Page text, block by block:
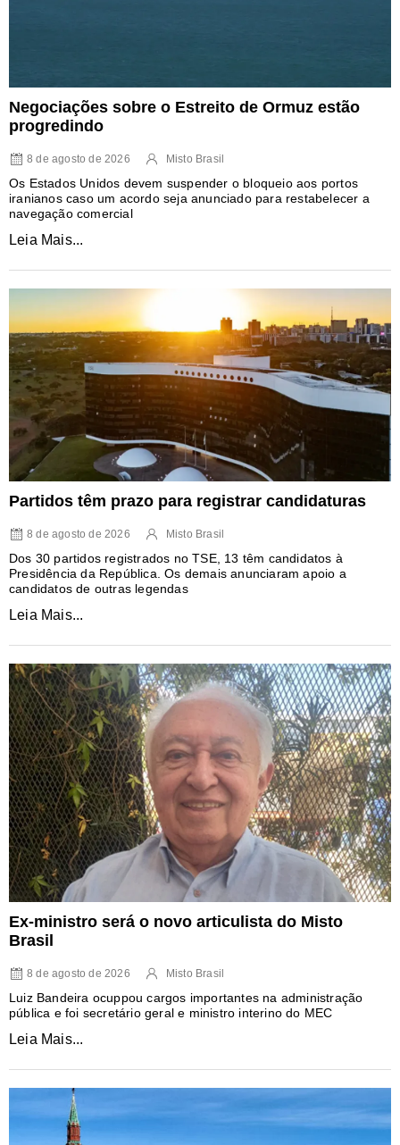
Negociações sobre o Estreito de Ormuz estão
progredindo
8 de agosto de 2026 Misto Brasil
Os Estados Unidos devem suspender o bloqueio aos portos
iranianos caso um acordo seja anunciado para restabelecer a
navegação comercial
Leia Mais...
Partidos têm prazo para registrar candidaturas
8 de agosto de 2026 Misto Brasil
Dos 30 partidos registrados no TSE, 13 têm candidatos à
Presidência da República. Os demais anunciaram apoio a
candidatos de outras legendas
Leia Mais...
Ex-ministro será o novo articulista do Misto
Brasil
8 de agosto de 2026 Misto Brasil
Luiz Bandeira ocuppou cargos importantes na administração
pública e foi secretário geral e ministro interino do MEC
Leia Mais...